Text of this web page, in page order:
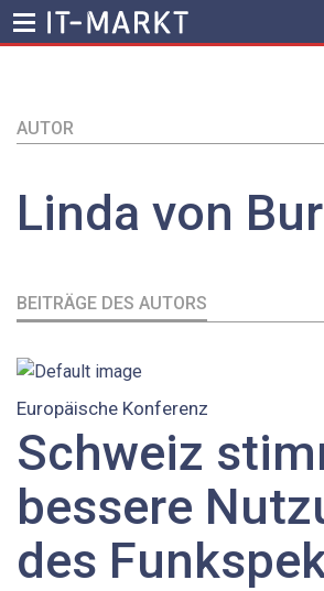
Inhalt
AUTOR
Linda von
BEITRÄGE DES AUTORS
Europäische Konferenz
Schweiz
bessere
des